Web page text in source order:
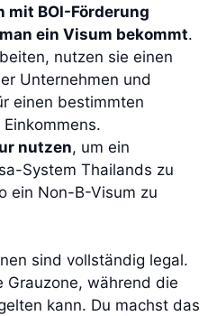
mit BOI-Förderung
ein Visum bekommt.
nutzen sie einen
Unternehmen und
einen bestimmten
nutzen, um ein
System Thailands zu
ein Non-B-Visum zu
sind vollständig legal.
Grauzone, während die
kann. Du machst das